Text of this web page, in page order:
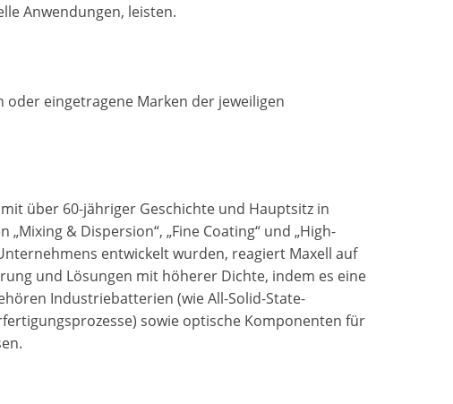
Anwendungen, leisten.
eingetragene Marken der jeweiligen
über 60-jähriger Geschichte und Hauptsitz in
& Dispersion“, „Fine Coating“ und „High-
entwickelt wurden, reagiert Maxell auf
und Lösungen mit höherer Dichte, indem es eine
Industriebatterien (wie All-Solid-State-
sowie optische Komponenten für